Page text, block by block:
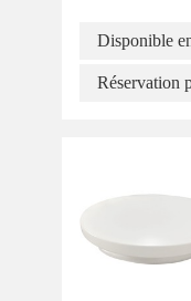
Disponible
Réservation